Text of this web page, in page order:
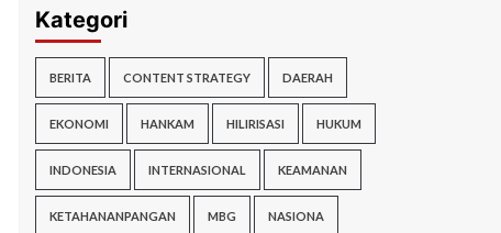
Kategori
BERITA CONTENT STRATEGY DAERAH
EKONOMI HANKAM HILIRISASI HUKUM
INDONESIA INTERNASIONAL KEAMANAN
KETAHANANPANGAN MBG NASIONA